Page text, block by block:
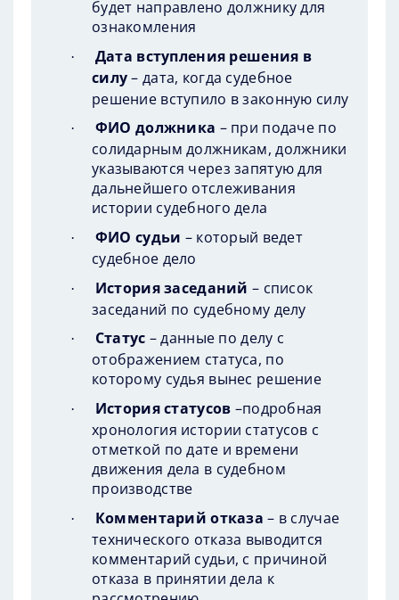
будет направлено должнику для
ознакомления
·
Дата вступления решения в
силу – дата, когда судебное
решение вступило в законную силу
· ФИО должника – при подаче по
солидарным должникам, должники
указываются через запятую для
дальнейшего отслеживания
истории судебного дела
· ФИО судьи – который ведет
судебное дело
· История заседаний – список
заседаний по судебному делу
· Статус – данные по делу с
отображением статуса, по
которому судья вынес решение
· История статусов –подробная
хронология истории статусов с
отметкой по дате и времени
движения дела в судебном
производстве
· Комментарий отказа – в случае
технического отказа выводится
комментарий судьи, с причиной
отказа в принятии дела к